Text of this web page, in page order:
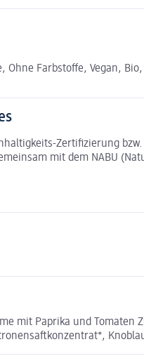
Farbstoffe, Vegan,
Zertifizierung
mit dem NABU
mit Paprika und